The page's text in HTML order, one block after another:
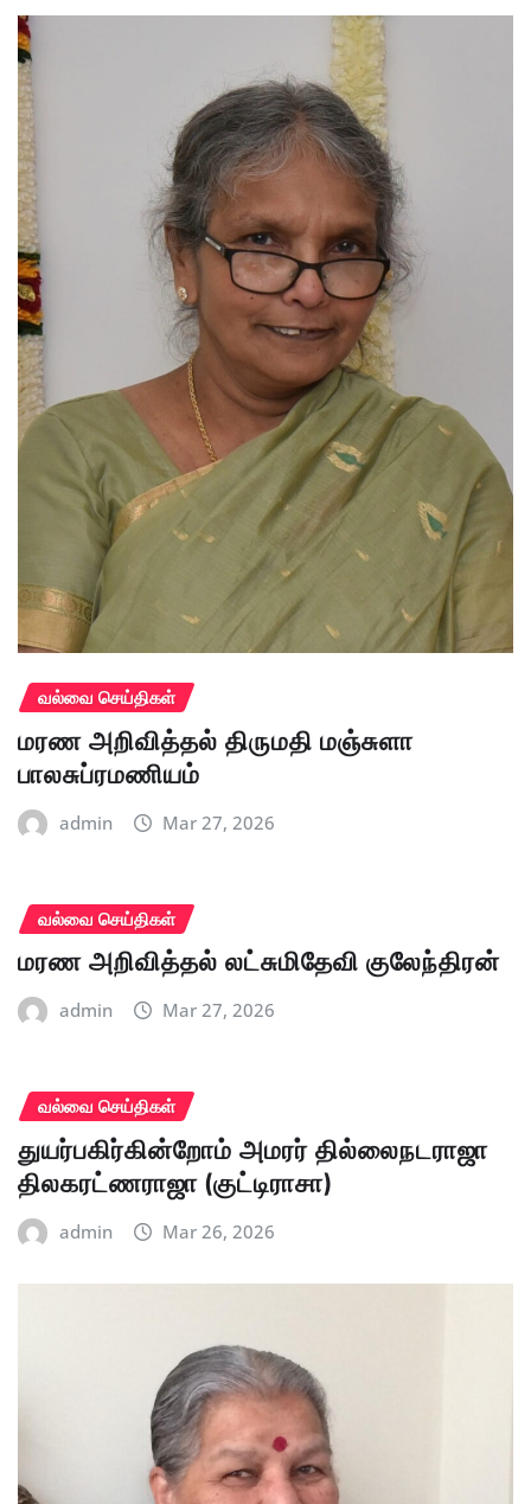
வல்வை செய்திகள்
மரண அறிவித்தல் திருமதி மஞ்சுளா
பாலசுப்ரமணியம்
admin Mar 27, 2026
வல்வை செய்திகள்
மரண அறிவித்தல் லட்சுமிதேவி குலேந்திரன்
admin Mar 27, 2026
வல்வை செய்திகள்
துயர்பகிர்கின்றோம் அமரர் தில்லைநடராஜா
திலகரட்ணராஜா (குட்டிராசா)
admin Mar 26, 2026